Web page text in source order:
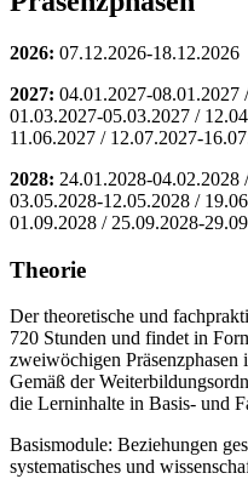
2026: 07.12.2026-18.12.2026
2027: 04.01.2027-08.01.2027
01.03.2027-05.03.2027 /
11.06.2027 / 12.07.2027-
2028: 24.01.2028-04.02.2028
03.05.2028-12.05.2028 /
01.09.2028 / 25.09.2028-
Theorie
Der theoretische und
720 Stunden und findet in
zweiwöchigen
Gemäß der
die Lerninhalte in Basis- und
Basismodule: Beziehungen
systematisches und